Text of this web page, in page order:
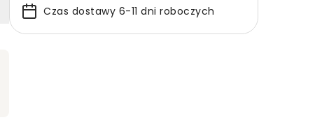
Czas dostawy 6-11 dni roboczych